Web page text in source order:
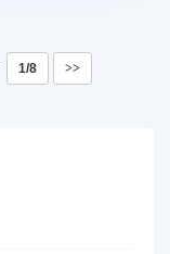
1/8 >>